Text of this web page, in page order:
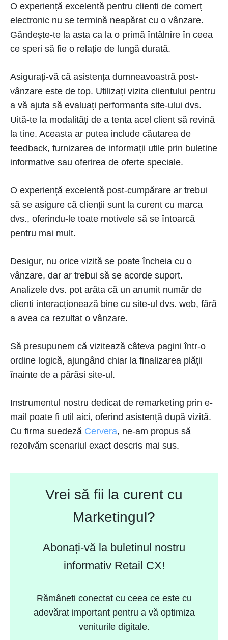
O experiență excelentă pentru clienți de comerț
electronic nu se termină neapărat cu o vânzare.
Gândește-te la asta ca la o primă întâlnire în ceea
ce speri să fie o relație de lungă durată.
Asigurați-vă că asistența dumneavoastră post-
vânzare este de top. Utilizați vizita clientului pentru
a vă ajuta să evaluați performanța site-ului dvs.
Uită-te la modalități de a tenta acel client să revină
la tine. Aceasta ar putea include căutarea de
feedback, furnizarea de informații utile prin buletine
informative sau oferirea de oferte speciale.
O experiență excelentă post-cumpărare ar trebui
să se asigure că clienții sunt la curent cu marca
dvs., oferindu-le toate motivele să se întoarcă
pentru mai mult.
Desigur, nu orice vizită se poate încheia cu o
vânzare, dar ar trebui să se acorde suport.
Analizele dvs. pot arăta că un anumit număr de
clienți interacționează bine cu site-ul dvs. web, fără
a avea ca rezultat o vânzare.
Să presupunem că vizitează câteva pagini într-o
ordine logică, ajungând chiar la finalizarea plății
înainte de a părăsi site-ul.
Instrumentul nostru dedicat de remarketing prin e-
mail poate fi util aici, oferind asistență după vizită.
Cu firma suedeză Cervera, ne-am propus să
rezolvăm scenariul exact descris mai sus.
Vrei să fii la curent cu
Marketingul?
Abonați-vă la buletinul nostru
informativ Retail CX!
Rămâneți conectat cu ceea ce este cu
adevărat important pentru a vă optimiza
veniturile digitale.